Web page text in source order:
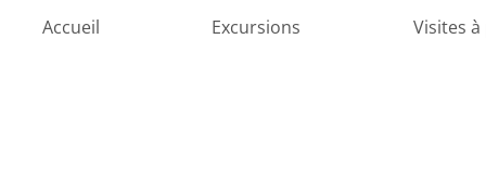
Accueil Excursions Visites